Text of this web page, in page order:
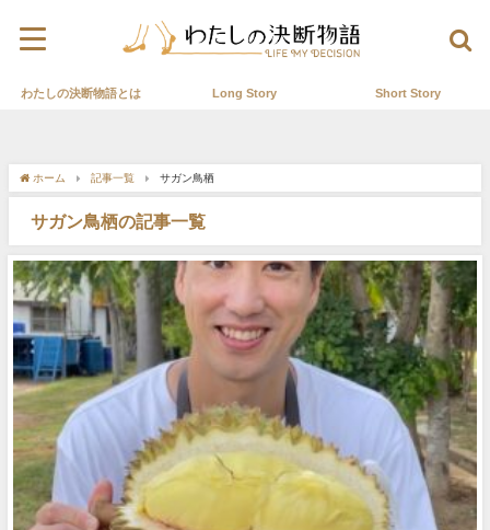
わたしの決断物語とは Long Story Short Story
ホーム 記事一覧 サガン鳥栖
サガン鳥栖の記事一覧